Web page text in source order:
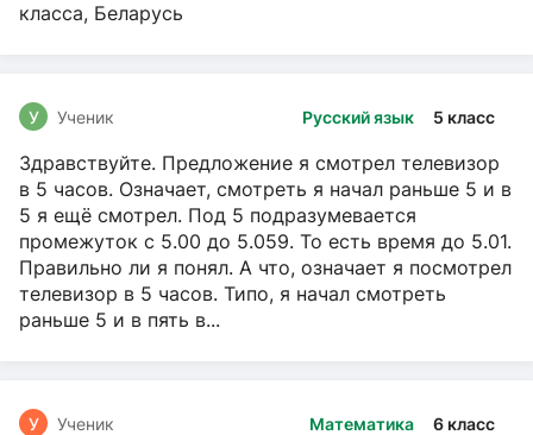
класса, Беларусь
Русский язык 5 класс
У Ученик
Здравствуйте. Предложение я смотрел телевизор
в 5 часов. Означает, смотреть я начал раньше 5 и в
5 я ещё смотрел. Под 5 подразумевается
промежуток с 5.00 до 5.059. То есть время до 5.01.
Правильно ли я понял. А что, означает я посмотрел
телевизор в 5 часов. Типо, я начал смотреть
раньше 5 и в пять в...
Математика 6 класс
У Ученик